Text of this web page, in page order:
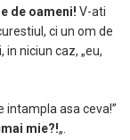
de oameni! V-ati
ci un om de
in niciun caz, „eu,
intampla asa ceva!”
mie?!„.